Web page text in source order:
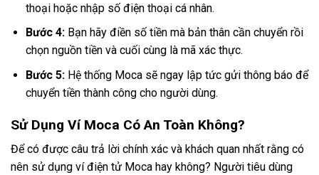
thoại hoặc nhập số điện thoại cá nhân.
Bước 4:Bạn hãy điền số tiền mà bản thân cần chuyển rồi
chọn nguồn tiền và cuối cùng là mã xác thực.
Bước 5:Hệ thống Moca sẽ ngay lập tức gửi thông báo để
chuyển tiền thành công cho người dùng.
Sử Dụng Ví Moca Có An Toàn Không?
Để có được câu trả lời chính xác và khách quan nhất rằng có
nên sử dụng ví điện tử Moca hay không? Người tiêu dùng